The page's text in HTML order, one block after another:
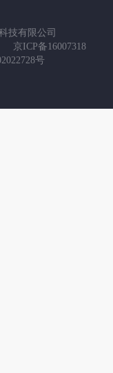
技有限公司
京ICP备16007318
号